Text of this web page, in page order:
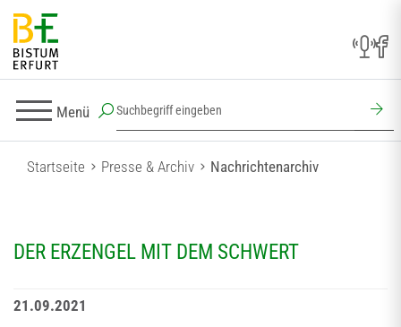
Menü
Startseite Presse & Archiv Nachrichtenarchiv
DER ERZENGEL MIT DEM SCHWERT
21.09.2021